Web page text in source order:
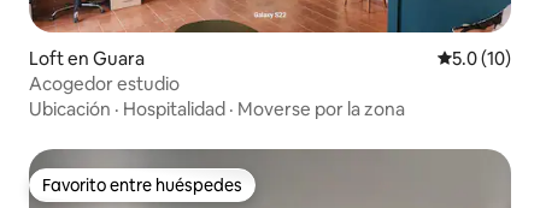
Loft en Guara Calificación
5.0 (10)
Acogedor estudio
Ubicación · Hospitalidad · Moverse por la zona
Favorito entre huéspedes
Favorito entre huéspedes